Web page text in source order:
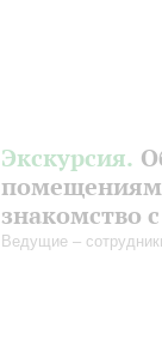
Экскурсия.
помещениям
знакомство
Ведущие –